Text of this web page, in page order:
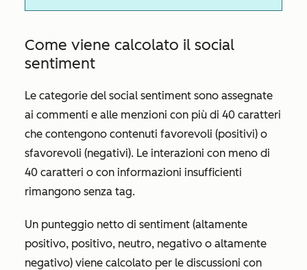
Come viene calcolato il social
sentiment
Le categorie del social sentiment sono assegnate
ai commenti e alle menzioni con più di 40 caratteri
che contengono contenuti favorevoli (positivi) o
sfavorevoli (negativi). Le interazioni con meno di
40 caratteri o con informazioni insufficienti
rimangono senza tag.
Un punteggio netto di sentiment (altamente
positivo, positivo, neutro, negativo o altamente
negativo) viene calcolato per le discussioni con